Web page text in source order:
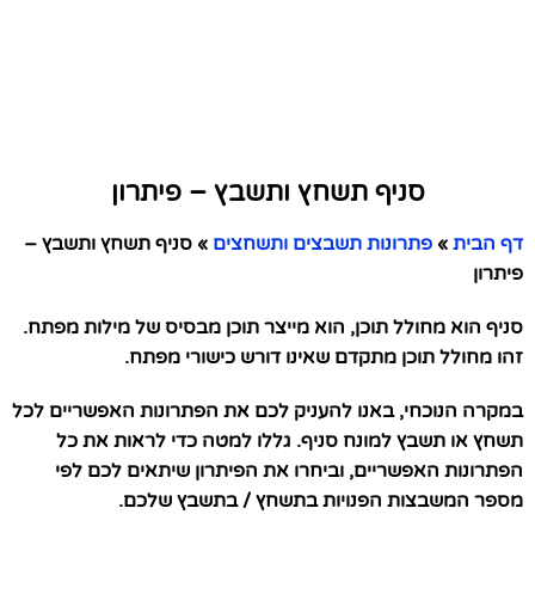
סניף תשחץ ותשבץ – פיתרון
דף הבית » פתרונות תשבצים ותשחצים » סניף תשחץ ותשבץ –
פיתרון
סניף הוא מחולל תוכן, הוא מייצר תוכן מבסיס של מילות מפתח.
זהו מחולל תוכן מתקדם שאינו דורש כישורי מפתח.
במקרה הנוכחי, באנו להעניק לכם את הפתרונות האפשריים לכל
תשחץ או תשבץ למונח סניף. גללו למטה כדי לראות את כל
הפתרונות האפשריים, וביחרו את הפיתרון שיתאים לכם לפי
מספר המשבצות הפנויות בתשחץ / בתשבץ שלכם.